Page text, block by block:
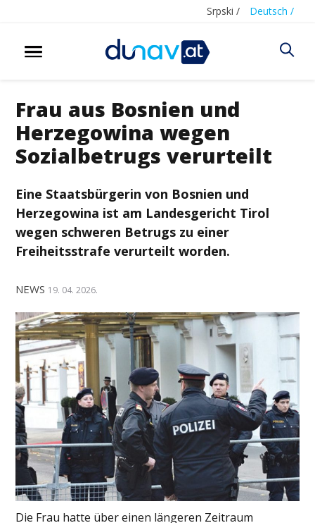
Srpski / Deutsch /
Frau aus Bosnien und
Herzegowina wegen
Sozialbetrugs verurteilt
Eine Staatsbürgerin von Bosnien und
Herzegowina ist am Landesgericht Tirol
wegen schweren Betrugs zu einer
Freiheitsstrafe verurteilt worden.
NEWS 19. 04. 2026.
Die Frau hatte über einen längeren Zeitraum